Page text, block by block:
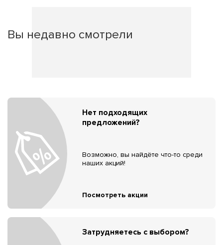
Вы недавно смотрели
Нет подходящих
предложений?
Возможно, вы найдёте что-то среди
наших акций!
Посмотреть акции
Затрудняетесь с выбором?